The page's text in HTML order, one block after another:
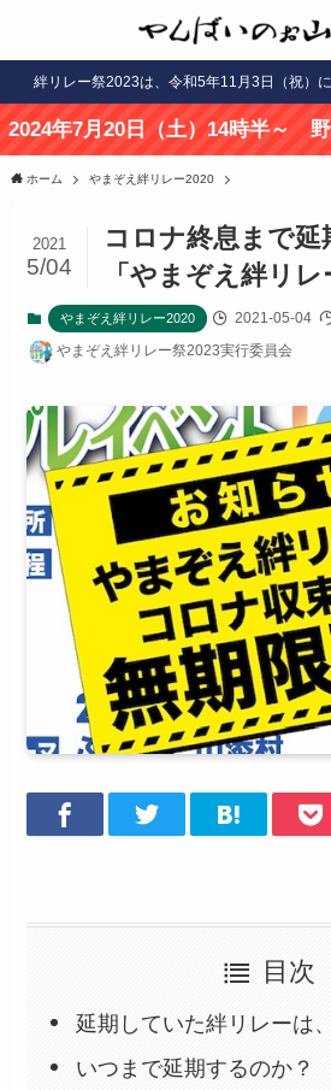
絆リレー祭2023は、令和5年11月3日（祝）
20日（土）14時半～ 野村議員の
ホーム やまぞえ絆リレー2020
コロナ終息まで
「やまぞえ絆リ
2021
5/04
やまぞえ絆リレー2020 2021-05-04
やまぞえ絆リレー祭2023実行委員会
目次
延期していた絆リレーは
いつまで延期するのか？